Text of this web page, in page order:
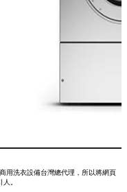
用洗衣設備台灣總代理，所以將網頁
。